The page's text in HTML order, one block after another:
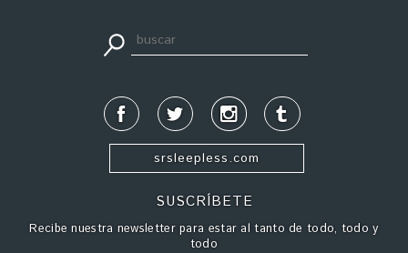
srsleepless.com
SUSCRÍBETE
Recibe nuestra newsletter para estar al tanto de todo, todo y
todo